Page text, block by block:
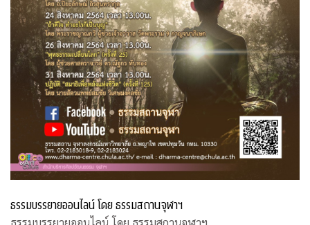
ธรรมบรรยายออนไลน์ โดย ธรรมสถานจุฬาฯ